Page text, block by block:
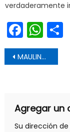
verdaderamente
MAULINOS COMPETIRÁN EL TORNEO ZONAL DE KARATE EN MACHALÍ
Agregar un
Su dirección